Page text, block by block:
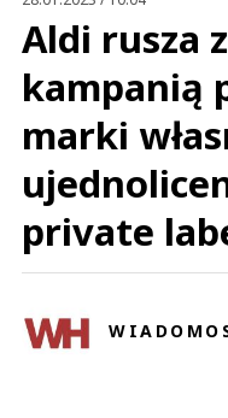
Aldi rusza
kampanią
marki
private